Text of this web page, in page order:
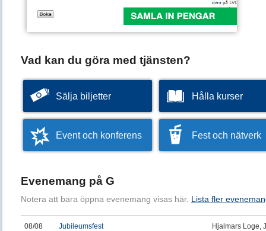
Vad kan du göra med tjänsten?
Sälja biljetter Hålla kurser
Event och konferens Fest och nätverk
Evenemang på G
Notera att bara öppna evenemang visas här. Lista fler
08/08 Jubileumsfest Hjalmars Loge,